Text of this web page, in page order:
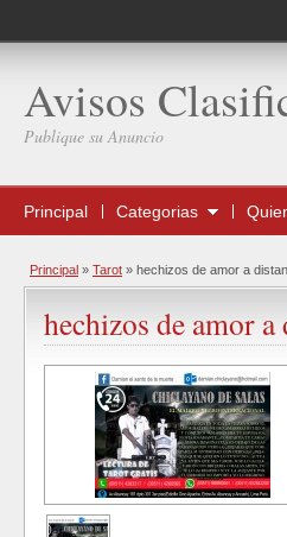
Avisos
Publique su Anuncio
Principal Categorias
Principal » Tarot » hechizos de amor a
hechizos de amor a